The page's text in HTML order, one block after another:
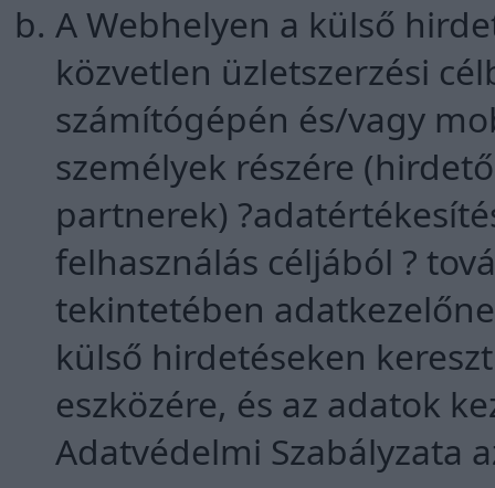
A Webhelyen a külső
közvetlen üzletszerzési
számítógépén és/vagy
személyek részére
partnerek)
felhasználás céljából ?
tekintetében
külső hirdetéseken
eszközére, és az adatok
Adatvédelmi Szabályzata